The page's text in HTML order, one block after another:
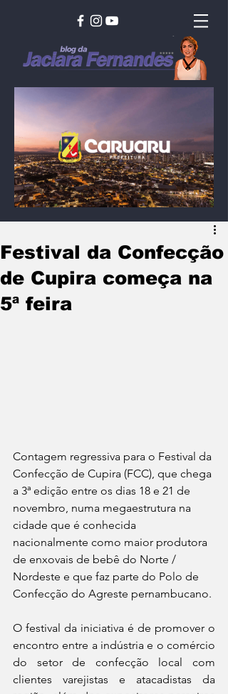
Festival da Confecção
de Cupira começa na
5ª feira
Contagem regressiva para o Festival da
Confecção de Cupira (FCC), que chega
a 3ª edição entre os dias 18 e 21 de
novembro, numa megaestrutura na
cidade que é conhecida
nacionalmente como maior produtora
de enxovais de bebê do Norte /
Nordeste e que faz parte do Polo de
Confecção do Agreste pernambucano.
O festival da iniciativa é de promover o
encontro entre a indústria e o comércio
do setor de confecção local com
clientes varejistas e atacadistas da